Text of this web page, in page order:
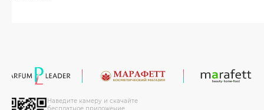
Наведите камеру и скачайте